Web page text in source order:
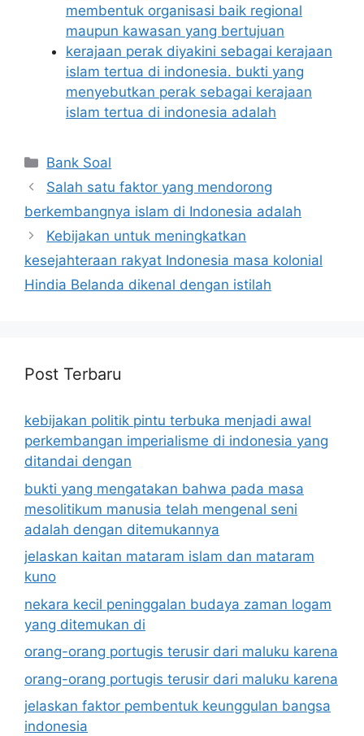
membentuk organisasi baik regional
maupun kawasan yang bertujuan
kerajaan perak diyakini sebagai kerajaan
islam tertua di indonesia. bukti yang
menyebutkan perak sebagai kerajaan
islam tertua di indonesia adalah
Categories
Bank Soal
Salah satu faktor yang mendorong
berkembangnya islam di Indonesia adalah
Kebijakan untuk meningkatkan
kesejahteraan rakyat Indonesia masa kolonial
Hindia Belanda dikenal dengan istilah
Post Terbaru
kebijakan politik pintu terbuka menjadi awal
perkembangan imperialisme di indonesia yang
ditandai dengan
bukti yang mengatakan bahwa pada masa
mesolitikum manusia telah mengenal seni
adalah dengan ditemukannya
jelaskan kaitan mataram islam dan mataram
kuno
nekara kecil peninggalan budaya zaman logam
yang ditemukan di
orang-orang portugis terusir dari maluku karena
orang-orang portugis terusir dari maluku karena
jelaskan faktor pembentuk keunggulan bangsa
indonesia